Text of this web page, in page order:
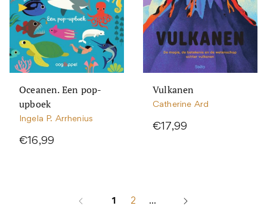
Oceanen. Een pop-
upboek
Ingela P. Arrhenius
€16,99
Vulkanen
Catherine Ard
€17,99
1 2 ...